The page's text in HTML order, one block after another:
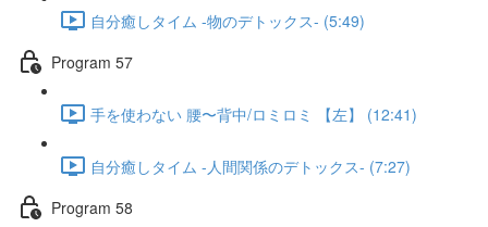
自分癒しタイム -物のデトックス- (5:49)
Program 57
手を使わない 腰〜背中/ロミロミ 【左】 (12:41)
自分癒しタイム -人間関係のデトックス- (7:27)
Program 58